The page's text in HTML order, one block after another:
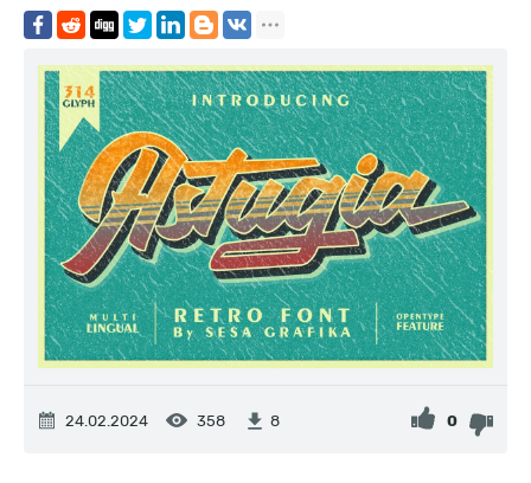
24.02.2024 358 8 0